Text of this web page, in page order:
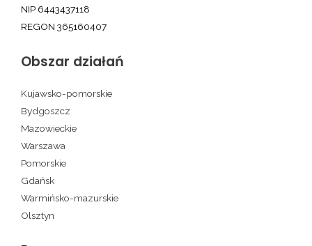
NIP 6443437118
REGON 365160407
Obszar działań
Kujawsko-pomorskie
Bydgoszcz
Mazowieckie
Warszawa
Pomorskie
Gdańsk
Warmińsko-mazurskie
Olsztyn